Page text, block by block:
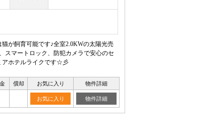
飼育可能です♪全室2.0KWの太陽光売
スマートロック、防犯カメラで安心のセ
アホテルライクです☆彡
償却 お気に入り 物件詳細
お気に入り 物件詳細